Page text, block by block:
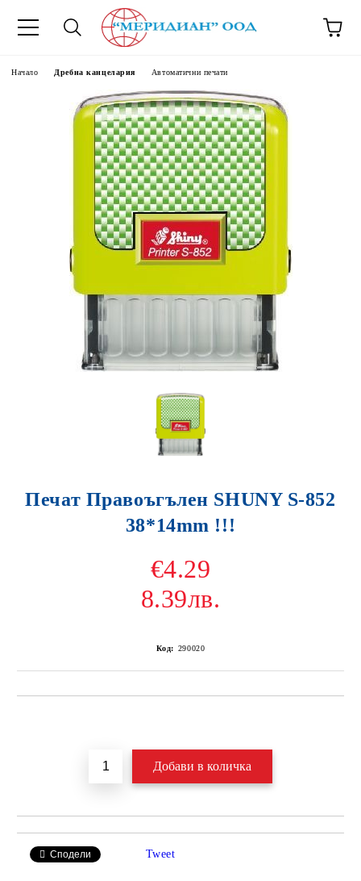
Начало Дребна канцелария Автоматични печати
Печат Правоъгълен SHUNY S-852
38*14mm !!!
€4.29
8.39лв.
Код: 290020
Сподели Tweet